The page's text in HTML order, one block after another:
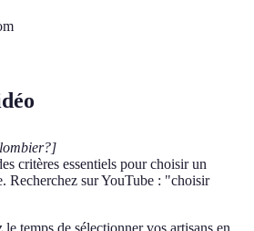
critères essentiels pour choisir un
Recherchez sur YouTube : "choisir